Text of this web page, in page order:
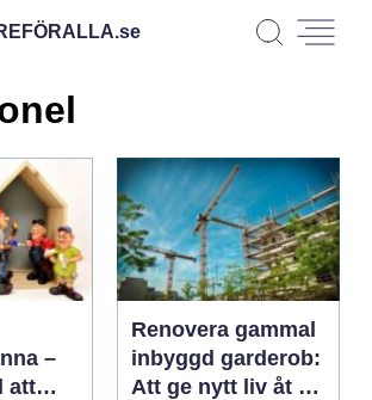
se
–
att
Renovera gammal
inbyggd garderob:
Att ge nytt liv åt en